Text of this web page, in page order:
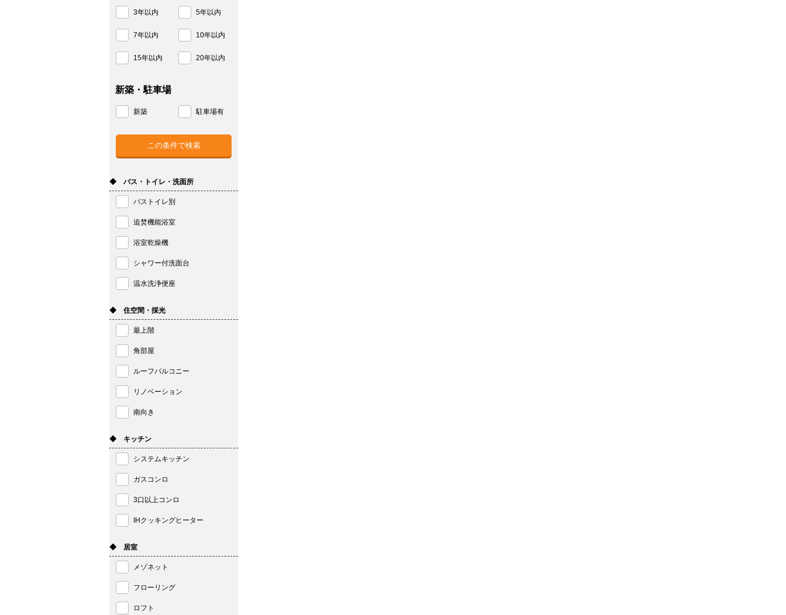
3年以内 5年以内
7年以内 10年以内
15年以内 20年以内
新築・駐車場
新築 駐車場有
◆ バス・トイレ・洗面所
バストイレ別
追焚機能浴室
浴室乾燥機
シャワー付洗面台
温水洗浄便座
◆ 住空間・採光
最上階
角部屋
ルーフバルコニー
リノベーション
南向き
◆ キッチン
システムキッチン
ガスコンロ
3口以上コンロ
IHクッキングヒーター
◆ 居室
メゾネット
フローリング
ロフト